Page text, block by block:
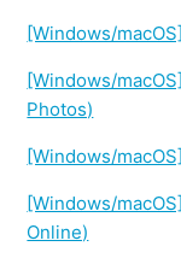
[Windows/
[Windows/
Photos)
[Windows/
[Windows/
Online)